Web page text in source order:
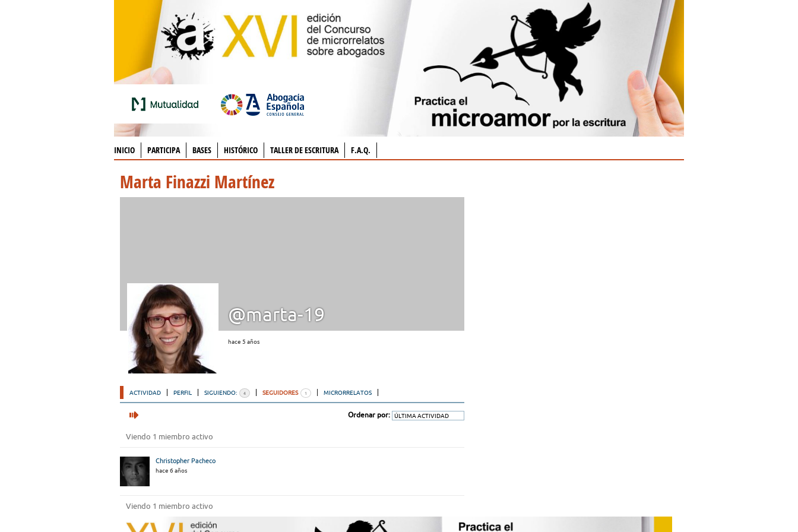
INICIO PARTICIPA BASES HISTÓRICO TALLER DE ESCRITURA F.A.Q.
Marta Finazzi Martínez
@marta-19
hace 5 años
ACTIVIDAD PERFIL SIGUIENDO: 4 SEGUIDORES 1 MICRORRELATOS
Ordenar por:
Viendo 1 miembro activo
Christopher Pacheco
hace 6 años
Viendo 1 miembro activo